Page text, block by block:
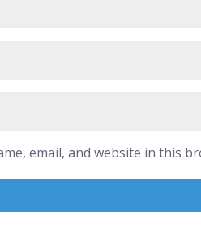
email, and website in this